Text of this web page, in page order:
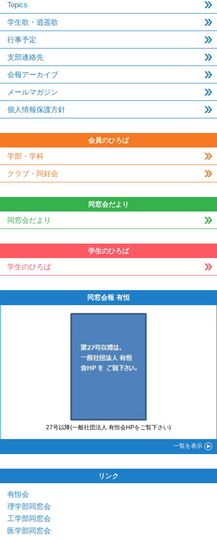
Topics
学生歌・逍遥歌
行事予定
支部連絡先
会報アーカイブ
メールマガジン
個人情報保護方針
会員のひろば
学部・学科
クラブ・同好会
同窓会だより
同窓会だより
学生のひろば
学生のひろば
同窓会報 有恒
27号以降(一般社団法人 有恒会HPをご覧下さい)
一覧を表示
リンク
有恒会
理学部同窓会
工学部同窓会
医学部同窓会